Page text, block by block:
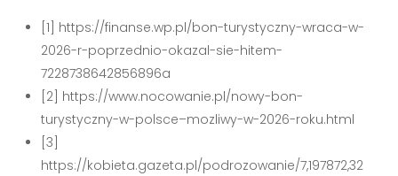
[1] https://finanse.wp.pl/bon-turystyczny-wraca-w-
2026-r-poprzednio-okazal-sie-hitem-
7228738642856896a
[2] https://www.nocowanie.pl/nowy-bon-
turystyczny-w-polsce–mozliwy-w-2026-roku.html
[3]
https://kobieta.gazeta.pl/podrozowanie/7,197872,32